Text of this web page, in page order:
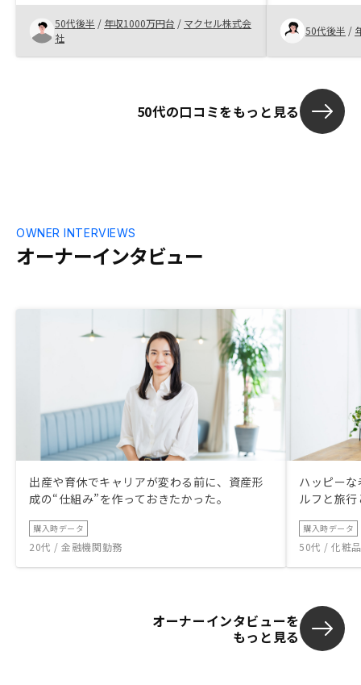
50代後半 / 年収1000万円台 / マクセル株式会
社
一生懸命探し
購入ができま
す。
50代後半 /
50代の口コミをもっと見る
オーナーインタビュー
OWNER INTERVIEWS
出産や育休でキャリアが変わる前に、資産形
成の“仕組み”を作っておきたかった。
購入時データ
20代 / 金融機関勤務
ハッピー
ルフと旅
購入時データ
50代 / 化粧
オーナーインタビューを
もっと見る